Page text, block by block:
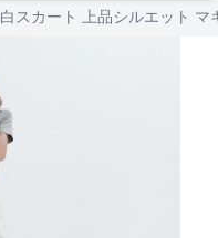
白スカート 上品シルエット マ